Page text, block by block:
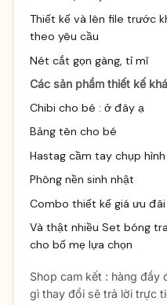
Thiết kế và lên file trước
theo yêu cầu
Nét cắt gọn gàng, tỉ mĩ
Các sản phẩm thiết kế
Chibi cho bé : ở đây ạ
Bảng tên cho bé
Hastag cầm tay chụp hình
Phông nền sinh nhật
Combo thiết kế giá ưu đãi
Và thật nhiều Set bóng
cho bố mẹ lựa chọn
Shop cam kết : hàng đầy
gì thay đổi sẽ trả lời trực